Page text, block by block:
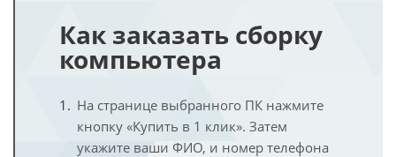
Как заказать сборку
компьютера
На странице выбранного ПК нажмите
кнопку «Купить в 1 клик». Затем
укажите ваши ФИО, и номер телефона